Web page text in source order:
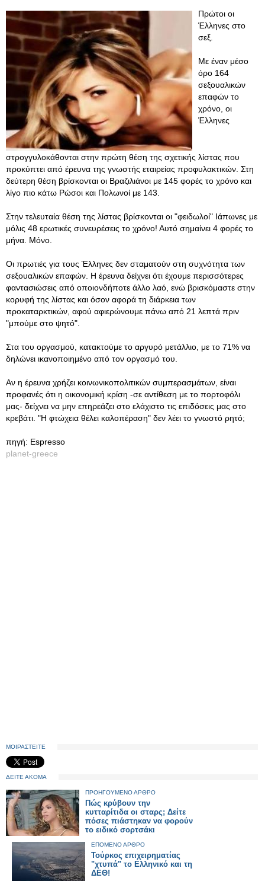
Πρώτοι οι
Έλληνες στο
σεξ.
Με έναν μέσο
όρο 164
σεξουαλικών
επαφών το
χρόνο, οι
Έλληνες
στρογγυλοκάθονται στην πρώτη θέση της σχετικής λίστας που
προκύπτει από έρευνα της γνωστής εταιρείας προφυλακτικών. Στη
δεύτερη θέση βρίσκονται οι Βραζιλιάνοι με 145 φορές το χρόνο και
λίγο πιο κάτω Ρώσοι και Πολωνοί με 143.
Στην τελευταία θέση της λίστας βρίσκονται οι "φειδωλοί" Ιάπωνες με
μόλις 48 ερωτικές συνευρέσεις το χρόνο! Αυτό σημαίνει 4 φορές το
μήνα. Μόνο.
Οι πρωτιές για τους Έλληνες δεν σταματούν στη συχνότητα των
σεξουαλικών επαφών. Η έρευνα δείχνει ότι έχουμε περισσότερες
φαντασιώσεις από οποιονδήποτε άλλο λαό, ενώ βρισκόμαστε στην
κορυφή της λίστας και όσον αφορά τη διάρκεια των
προκαταρκτικών, αφού αφιερώνουμε πάνω από 21 λεπτά πριν
"μπούμε στο ψητό".
Στα του οργασμού, κατακτούμε το αργυρό μετάλλιο, με το 71% να
δηλώνει ικανοποιημένο από τον οργασμό του.
Αν η έρευνα χρήζει κοινωνικοπολιτικών συμπερασμάτων, είναι
προφανές ότι η οικονομική κρίση -σε αντίθεση με το πορτοφόλι
μας- δείχνει να μην επηρεάζει στο ελάχιστο τις επιδόσεις μας στο
κρεβάτι. "Η φτώχεια θέλει καλοπέραση" δεν λέει το γνωστό ρητό;
πηγή: Espresso
planet-greece
ΜΟΙΡΑΣΤΕΙΤΕ
ΔΕΙΤΕ ΑΚΟΜΑ
ΠΡΟΗΓΟΥΜΕΝΟ ΑΡΘΡΟ
Πώς κρύβουν την
κυτταρίτιδα οι σταρς; Δείτε
πόσες πιάστηκαν να φορούν
το ειδικό σορτσάκι
ΕΠΟΜΕΝΟ ΑΡΘΡΟ
Τούρκος επιχειρηματίας
"χτυπά" το Ελληνικό και τη
ΔΕΘ!